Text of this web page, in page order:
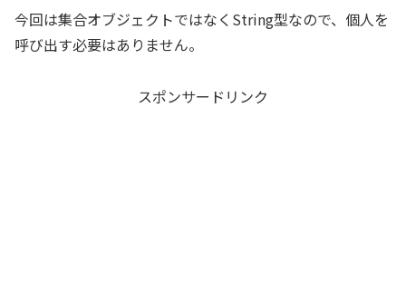
今回は集合オブジェクトではなくString型なので、個人を
呼び出す必要はありません。
スポンサードリンク